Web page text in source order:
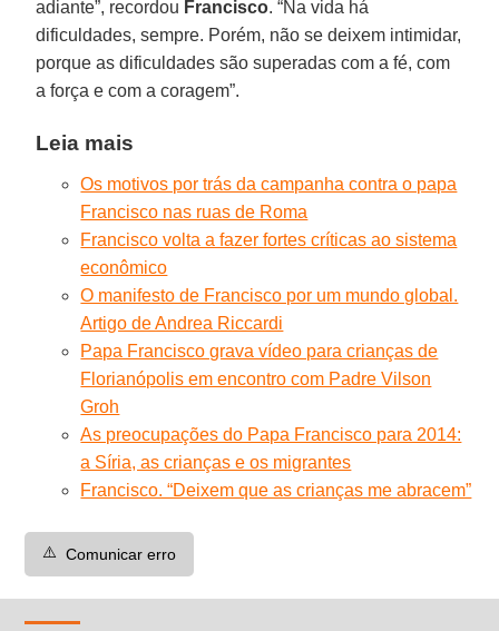
adiante”, recordou Francisco. “Na vida há
dificuldades, sempre. Porém, não se deixem intimidar,
porque as dificuldades são superadas com a fé, com
a força e com a coragem”.
Leia mais
Os motivos por trás da campanha contra o papa
Francisco nas ruas de Roma
Francisco volta a fazer fortes críticas ao sistema
econômico
O manifesto de Francisco por um mundo global.
Artigo de Andrea Riccardi
Papa Francisco grava vídeo para crianças de
Florianópolis em encontro com Padre Vilson
Groh
As preocupações do Papa Francisco para 2014:
a Síria, as crianças e os migrantes
Francisco. “Deixem que as crianças me abracem”
⚠️ Comunicar erro